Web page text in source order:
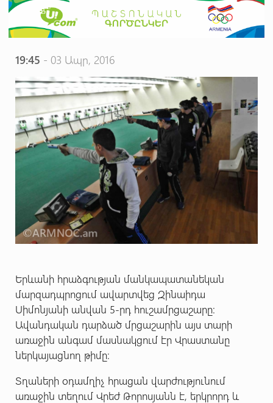
19:45 - 03 Ապր, 2016
Երևանի հրաձգության մանկապատանեկան
մարզադպրոցում ավարտվեց Զինաիդա
Սիմոնյանի անվան 5-րդ հուշամրցաշարը:
Ավանդական դարձած մրցաշարին այս տարի
առաջին անգամ մասնակցում էր Վրաստանը
ներկայացնող թիմը:
Տղաների օդամղիչ հրացան վարժությունում
առաջին տեղում Վրեժ Թորոսյանն է, երկրորդ և